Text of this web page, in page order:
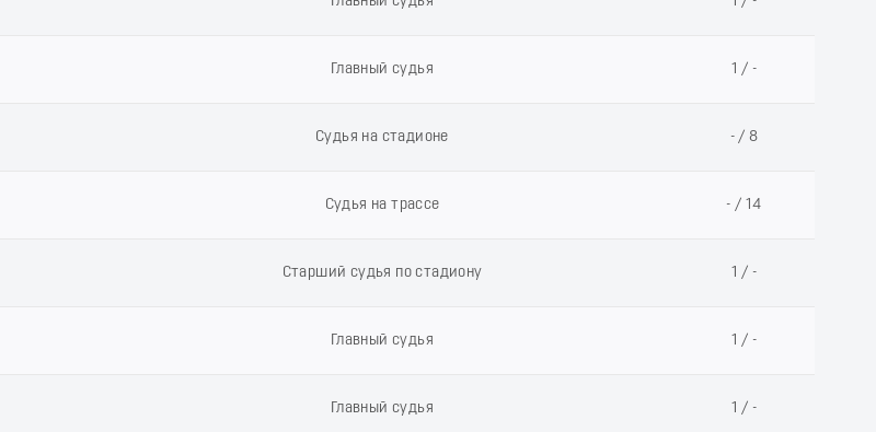
Главный судья 1 / -
Судья на стадионе - / 8
Судья на трассе - / 14
Старший судья по стадиону 1 / -
Главный судья 1 / -
Главный судья 1 / -